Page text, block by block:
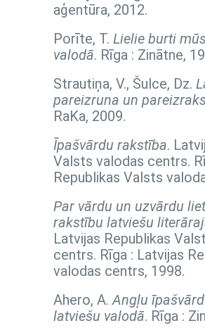
aģentūra, 2012.
Porīte, T. Lielie burti
valodā. Rīga : Zinātne,
Strautiņa, V., Šulce, Dz.
pareizruna un
RaKa, 2009.
Īpašvārdu rakstība.
Valsts valodas centrs.
Republikas Valsts
Par vārdu un uzvārdu
rakstību latviešu
Latvijas Republikas
centrs. Rīga : Latvijas
valodas centrs, 1998.
Ahero, A.Angļu
latviešu valodā. Rīga :